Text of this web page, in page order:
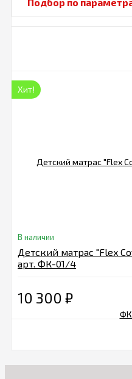
Хит!
В наличии
Детский матрас "Flex
арт. ФК-01/4
10 300 ₽